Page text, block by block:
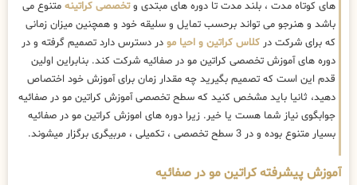
های کوتاه مدت ، بلند مدت تا دوره های مبتدی وتخصصی کراتینه متنوع می
باشد و هنرجو می تواند برحسب تمایل و سلیقه خود و همچنین میزان زمانی
که برای شرکت در کلاس کراتین و احیا مو در دسترس دارد تصمیم گرفته و در
دوره های آموزش تخصصی کراتین مو در صفائیه شرکت کند. بنابراین اولین
قدم این است که تصمیم بگیرید چه مقدار زمان برای آموزش خود اختصاص
دهید، ثانیا باید مشخص کنید که سطح تخصصی آموزش کراتین مو در صفائیه
جوابگوی نیاز شما هست یا خیر. زیرا دوره های اموزش کراتین مو در صفائیه
بسیار متنوع بوده و در 3 سطح تخصصی ، تکمیلی ، مربیگری برگزار میشوند.
آموزش پیشرفته کراتین مو در صفائیه